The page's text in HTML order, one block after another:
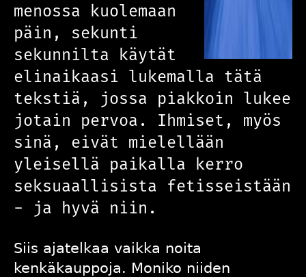
menossa kuolemaan
päin, sekunti
sekunnilta käytät
elinaikaasi lukemalla tätä
tekstiä, jossa piakkoin lukee
jotain pervoa. Ihmiset, myös
sinä, eivät mielellään
yleisellä paikalla kerro
seksuaallisista fetisseistään
- ja hyvä niin.
Siis ajatelkaa vaikka noita
kenkäkauppoja. Moniko niiden